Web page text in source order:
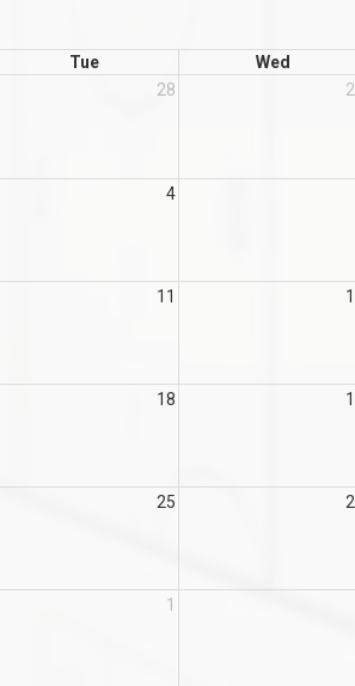
Tue Wed
28
4
11
18
25
1